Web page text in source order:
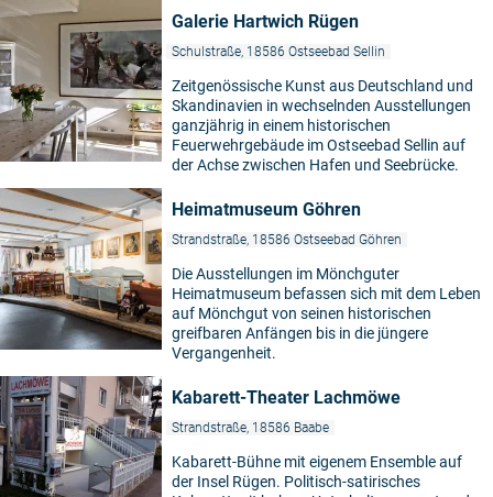
Galerie Hartwich Rügen
Schulstraße, 18586 Ostseebad Sellin
Zeitgenössische Kunst aus Deutschland und
Skandinavien in wechselnden Ausstellungen
ganzjährig in einem historischen
Feuerwehrgebäude im Ostseebad Sellin auf
der Achse zwischen Hafen und Seebrücke.
Heimatmuseum Göhren
Strandstraße, 18586 Ostseebad Göhren
Die Ausstellungen im Mönchguter
Heimatmuseum befassen sich mit dem Leben
auf Mönchgut von seinen historischen
greifbaren Anfängen bis in die jüngere
Vergangenheit.
Kabarett-Theater Lachmöwe
Strandstraße, 18586 Baabe
Kabarett-Bühne mit eigenem Ensemble auf
der Insel Rügen. Politisch-satirisches